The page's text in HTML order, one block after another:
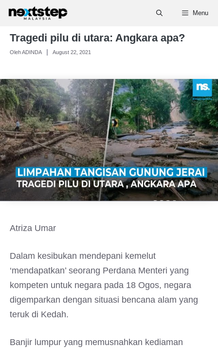
Skip
content
Menu
Tragedi pilu di utara: Angkara apa?
Oleh ADINDA August 22, 2021
Atriza Umar
Dalam kesibukan mendepani kemelut
‘mendapatkan’ seorang Perdana Menteri yang
kompeten untuk negara pada 18 Ogos, negara
digemparkan dengan situasi bencana alam yang
teruk di Kedah.
Banjir lumpur yang memusnahkan kediaman